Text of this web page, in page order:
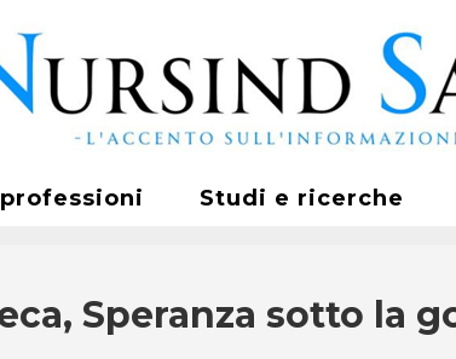
Studi e ricerche
Speranza sotto la